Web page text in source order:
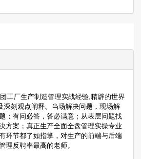
工厂生产制造管理实战经验,精辟的世界
深刻观点阐释。当场解决问题，现场解
；有问必答，答必满意；从表层问题找
方案；真正生产全面全盘管理实操专业
环节都了如指掌，对生产的前端与后端
理反聘率最高的老师。